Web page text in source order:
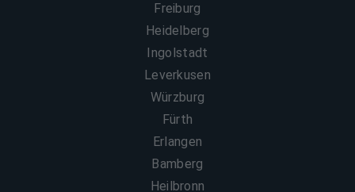
Freiburg
Heidelberg
Ingolstadt
Leverkusen
Würzburg
Fürth
Erlangen
Bamberg
Heilbronn